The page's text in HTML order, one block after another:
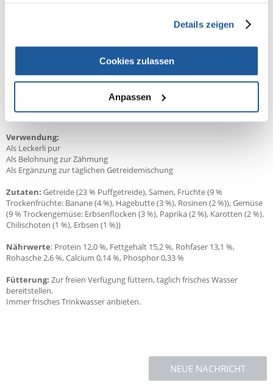
Details zeigen
Cookies zulassen
Anpassen
Ideal als Snack, Belohnung oder Ergänzung zum Hauptfutter
Cocktails und kleinere Papageien
Mittelgroße Zierpapageien
Verwendung:
Als Leckerli pur
Als Belohnung zur Zähmung
Als Ergänzung zur täglichen Getreidemischung
Zutaten: Getreide (23 % Puffgetreide), Samen, Früchte (9 %
Trockenfrüchte: Banane (4 %), Hagebutte (3 %), Rosinen (2 %)), Gemüse
(9 % Trockengemüse: Erbsenflocken (3 %), Paprika (2 %), Karotten (2 %),
Chilischoten (1 %), Erbsen (1 %))
Nährwerte: Protein 12,0 %, Fettgehalt 15,2 %, Rohfaser 13,1 %,
Rohasche 2,6 %, Calcium 0,14 %, Phosphor 0,33 %
Fütterung: Zur freien Verfügung füttern, täglich frisches Wasser
bereitstellen.
Immer frisches Trinkwasser anbieten.
NEUE NACHRICHT